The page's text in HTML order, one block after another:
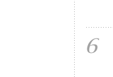
6